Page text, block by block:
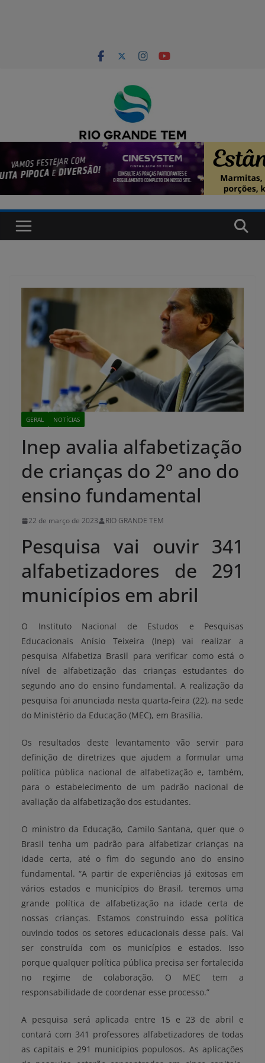
GERAL NOTÍCIAS
Inep avalia alfabetização
de crianças do 2º ano do
ensino fundamental
22 de março de 2023 RIO GRANDE TEM
Pesquisa vai ouvir 341
alfabetizadores de 291
municípios em abril
O Instituto Nacional de Estudos e Pesquisas
Educacionais Anísio Teixeira (Inep) vai realizar a
pesquisa Alfabetiza Brasil para verificar como está o
nível de alfabetização das crianças estudantes do
segundo ano do ensino fundamental. A realização da
pesquisa foi anunciada nesta quarta-feira (22), na sede
do Ministério da Educação (MEC), em Brasília.
Os resultados deste levantamento vão servir para
definição de diretrizes que ajudem a formular uma
política pública nacional de alfabetização e, também,
para o estabelecimento de um padrão nacional de
avaliação da alfabetização dos estudantes.
O ministro da Educação, Camilo Santana, quer que o
Brasil tenha um padrão para alfabetizar crianças na
idade certa, até o fim do segundo ano do ensino
fundamental. “A partir de experiências já exitosas em
vários estados e municípios do Brasil, teremos uma
grande política de alfabetização na idade certa de
nossas crianças. Estamos construindo essa política
ouvindo todos os setores educacionais desse país. Vai
ser construída com os municípios e estados. Isso
porque qualquer política pública precisa ser fortalecida
no regime de colaboração. O MEC tem a
responsabilidade de coordenar esse processo.”
A pesquisa será aplicada entre 15 e 23 de abril e
contará com 341 professores alfabetizadores de todas
as capitais e 291 municípios populosos. As aplicações